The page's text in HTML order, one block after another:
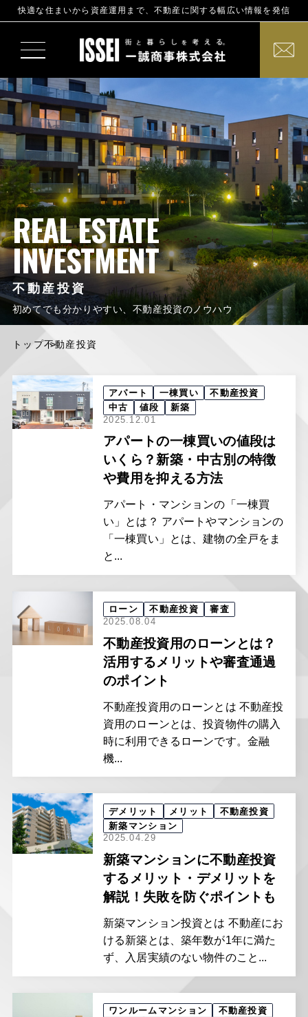
快適な住まいから資産運用まで、不動産に関する幅広い情報を発信
REAL ESTATE
INVESTMENT
不動産投資
初めてでも分かりやすい、不動産投資のノウハウ
トップ不動産投資
アパート 一棟買い
不動産投資
中古
値段
新築
2025.12.01
アパートの一棟買いの値段は
いくら？新築・中古別の特徴
や費用を抑える方法
アパート・マンションの「一棟買
い」とは？ アパートやマンションの
「一棟買い」とは、建物の全戸をま
と...
ローン 不動産投資
審査
2025.08.04
不動産投資用のローンとは？
活用するメリットや審査通過
のポイント
不動産投資用のローンとは 不動産投
資用のローンとは、投資物件の購入
時に利用できるローンです。金融
機...
デメリット メリット
不動産投資
新築マンション
2025.04.29
新築マンションに不動産投資
するメリット・デメリットを
解説！失敗を防ぐポイントも
新築マンション投資とは 不動産にお
ける新築とは、築年数が1年に満た
ず、入居実績のない物件のこと...
ワンルームマンション
不動産投資